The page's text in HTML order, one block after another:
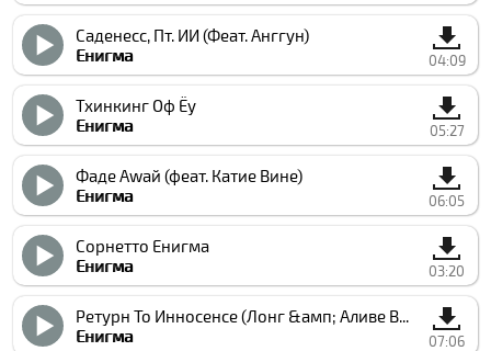
Саденесс, Пт. ИИ (Феат. Анггун)
Енигма
04:09
Тхинкинг Оф Ёу
Енигма
05:27
Фаде Аwай (феат. Катие Вине)
Енигма
06:05
Cорнетто Енигма
Енигма
03:20
Ретурн То Инноcенcе (Лонг &амп; Аливе Версион)
Енигма
07:06